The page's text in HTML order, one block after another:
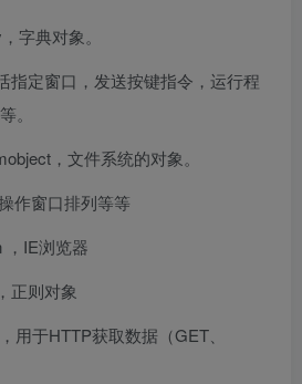
字典对象。
指定窗口，发送按键指令，运行程
。
，文件系统的对象。
作窗口排列等等
，IE浏览器
正则对象
用于HTTP获取数据（GET、